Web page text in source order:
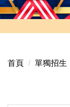
首頁 單獨招生